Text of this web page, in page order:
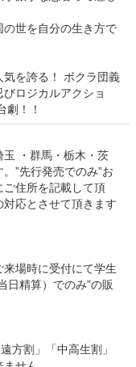
世を自分の生き方で
気を誇る！ ボクラ団義
ロジカルアクショ
劇！！
・群馬・栃木・茨
”先行発売でのみ”お
住所を記載して頂
応とさせて頂きます
場時に受付にて学生
日精算）でのみ”の販
方割」「中高生割」